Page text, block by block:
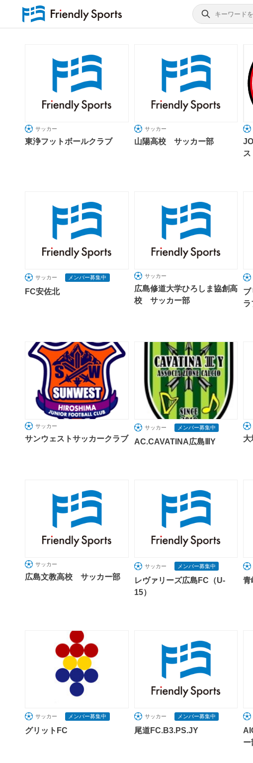
サッカー
東浄フットボールクラブ
サッカー
山陽高校 サッカー部
ス
サッカー メンバー募集中
FC安佐北
サッカー
広島修道大学ひろしま協創高
校 サッカー部
ブ
ラ
サッカー
サンウェストサッカークラブ
サッカー メンバー募集中
AC.CAVATINA広島ⅢY 大
サッカー
広島文教高校 サッカー部
サッカー メンバー募集中
レヴァリーズ広島FC（U-
15）
青
サッカー メンバー募集中
グリットFC
サッカー メンバー募集中
尾道FC.B3.PS.JY
ー